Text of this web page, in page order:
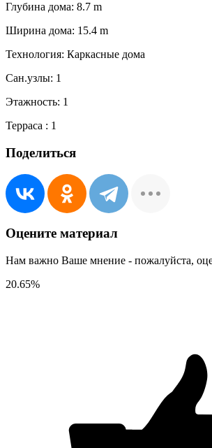
Глубина дома: 8.7 m
Ширина дома: 15.4 m
Технология: Каркасные дома
Сан.узлы: 1
Этажность: 1
Терраса : 1
Поделиться
Оцените материал
Нам важно Ваше мнение - пожалуйста,
20.65%